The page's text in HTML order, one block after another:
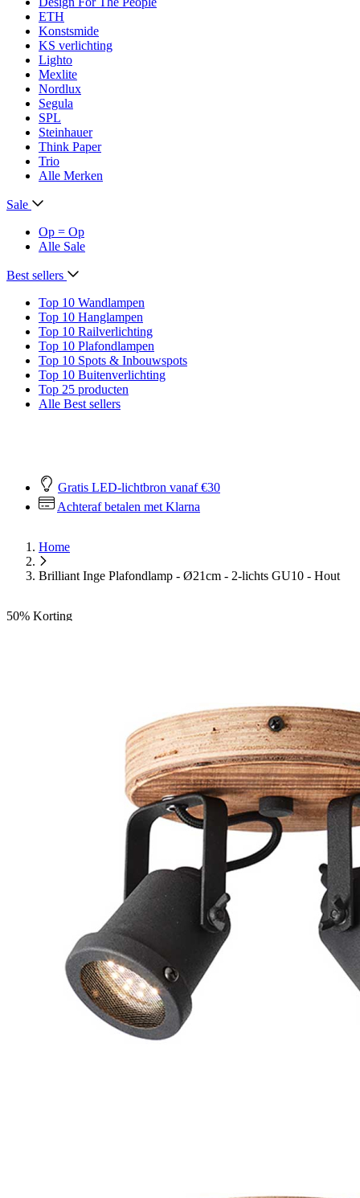
ETH
Konstsmide
KS verlichting
Lighto
Mexlite
Nordlux
Segula
SPL
Steinhauer
Think Paper
Trio
Alle Merken
Sale
Op = Op
Alle Sale
Best sellers
Top 10 Wandlampen
Top 10 Hanglampen
Top 10 Railverlichting
Top 10 Plafondlampen
Top 10 Spots & Inbouwspots
Top 10 Buitenverlichting
Top 25 producten
Alle Best sellers
Gratis LED-lichtbron vanaf €30
Achteraf betalen met Klarna
Home
Brilliant Inge Plafondlamp - Ø21cm - 2-lichts GU10 - Hout
50% Korting